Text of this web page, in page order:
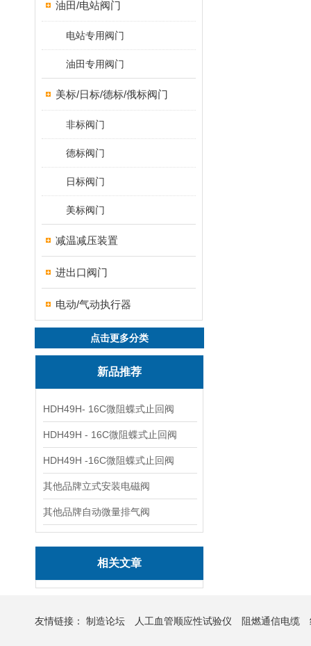
油田/电站阀门
电站专用阀门
油田专用阀门
美标/日标/德标/俄标阀门
非标阀门
德标阀门
日标阀门
美标阀门
减温减压装置
进出口阀门
电动/气动执行器
点击更多分类
新品推荐
HDH49H- 16C微阻蝶式止回阀
HDH49H - 16C微阻蝶式止回阀
HDH49H -16C微阻蝶式止回阀
其他品牌立式安装电磁阀
其他品牌自动微量排气阀
相关文章
友情链接： 制造论坛 人工血管顺应性试验仪 阻燃通信电缆